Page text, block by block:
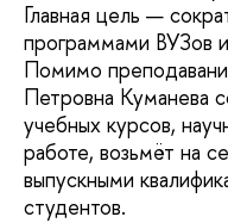
Главная цель —
программами ВУЗов
Помимо
Петровна Куманева
учебных курсов,
работе, возьмёт на
выпускными
студентов.